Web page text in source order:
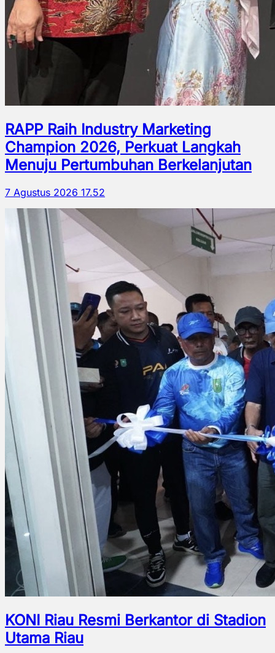
RAPP Raih Industry Marketing
Champion 2026, Perkuat Langkah
Menuju Pertumbuhan Berkelanjutan
7 Agustus 2026 17.52
KONI Riau Resmi Berkantor di Stadion
Utama Riau